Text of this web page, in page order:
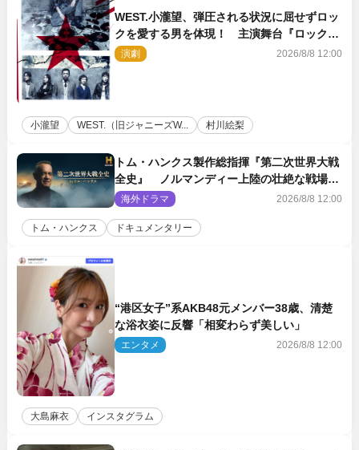
WEST.小瀧望、弾圧される状況に屈せずロッ
クを愛する男を体現！ 主演舞台『ロックン
ロール』ビジュアル解禁
演劇 2026/8/8 12:00
小瀧望 WEST.（旧ジャニーズW... 村川絵梨
トム・ハンクス製作総指揮『第二次世界大戦
全史』 ノルマンディー上陸の壮絶な戦場を
収めた特別映像解禁
海外ドラマ 2026/8/8 12:00
トム・ハンクス ドキュメンタリー
“港区女子”系AKB48元メンバー38歳、清楚
な浴衣姿に反響「相変わらず美しい」
エンタメ 2026/8/8 12:00
大島麻衣 インスタグラム